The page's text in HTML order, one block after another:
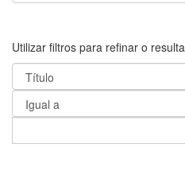
Utilizar filtros para refinar o